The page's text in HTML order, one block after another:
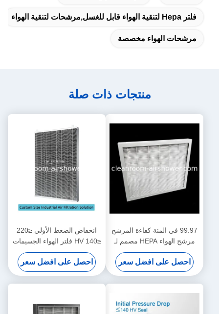
فلتر Hepa لتنقية الهواء قابل للغسل,مرشحات لتنقية الهواء
مرشحات الهواء مخصصة
منتجات ذات صلة
99.97 في المئة كفاءة المرشح
مرشح الهواء HEPA مصمم لـ
HEPA صندوق المرشح درجة
حرارة العمل 80 درجة مئوية
احصل على افضل سعر
انخفاض الضغط الأولي ≤220
≤140 HV فلتر الهواء الجسيمات
1220 610 150mm الحل
لفلترات الهواء الصناعية الحجم
المخصص
احصل على افضل سعر